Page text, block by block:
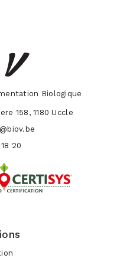
Biologique
158, 1180 Uccle
20